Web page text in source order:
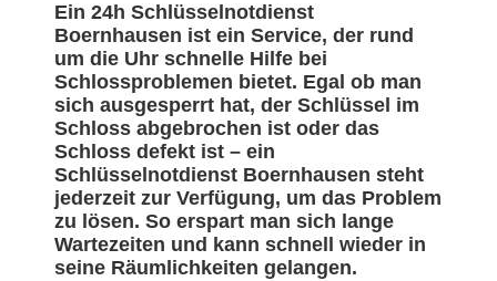
Ein 24h Schlüsselnotdienst
Boernhausen ist ein Service, der rund
um die Uhr schnelle Hilfe bei
Schlossproblemen bietet. Egal ob man
sich ausgesperrt hat, der Schlüssel im
Schloss abgebrochen ist oder das
Schloss defekt ist – ein
Schlüsselnotdienst Boernhausen steht
jederzeit zur Verfügung, um das Problem
zu lösen. So erspart man sich lange
Wartezeiten und kann schnell wieder in
seine Räumlichkeiten gelangen.